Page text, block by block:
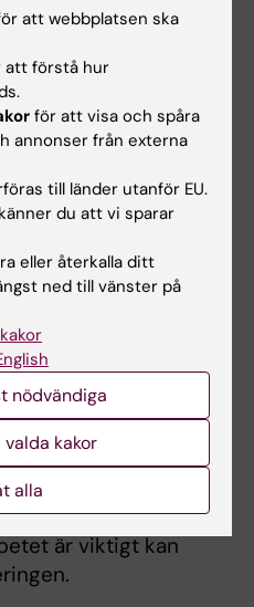
och
hinder som
kunskap om
sociala risker i
Samtidigt lyfte
riktlinjer och
arbetsmiljöarbete
stöd i arbetet.
prioritering,
att genomföra
beskrev att det
prioritera
pressad vardag.
omsätta planer i
otydlighet kring roller
arbetet mer
att
och en gemensam
är viktigt kan
att webbplatsen ska
att förstå hur
för att visa och spåra
annonser från externa
till länder utanför EU.
du att vi sparar
eller återkalla ditt
ned till vänster på
nödvändiga
kakor
alla